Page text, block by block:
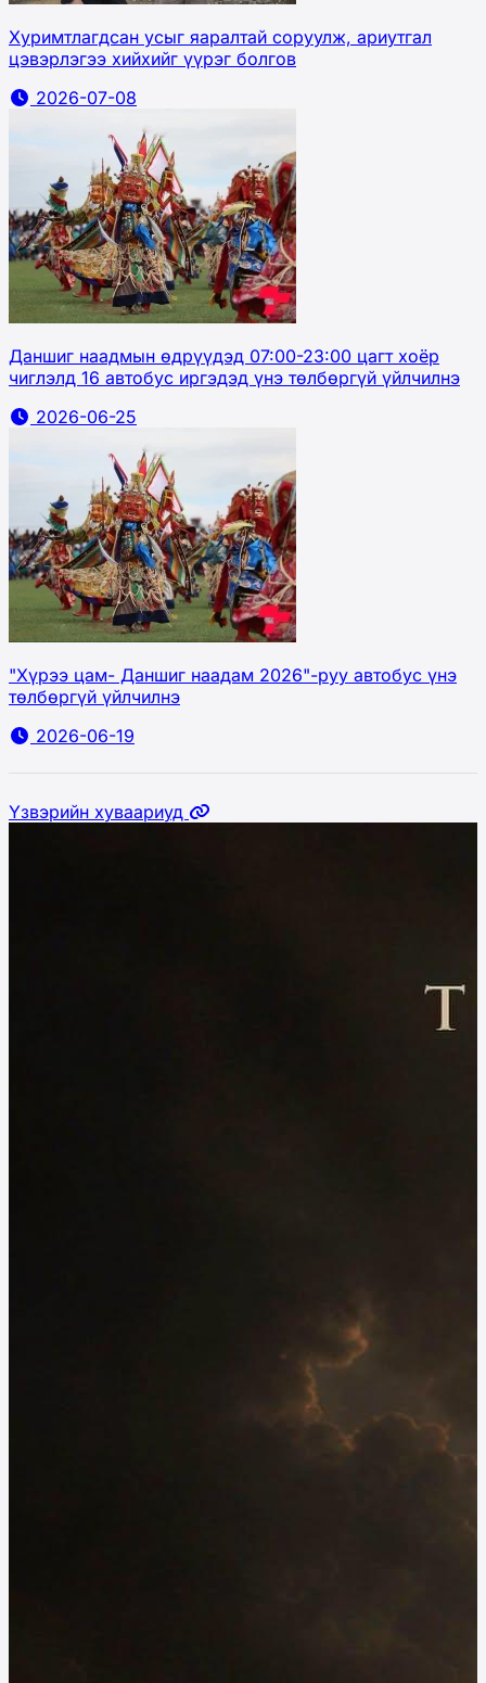
Хуримтлагдсан усыг яаралтай соруулж, ариутгал
цэвэрлэгээ хийхийг үүрэг болгов
2026-07-08
Даншиг наадмын өдрүүдэд 07:00-23:00 цагт хоёр
чиглэлд 16 автобус иргэдэд үнэ төлбөргүй үйлчилнэ
2026-06-25
"Хүрээ цам- Даншиг наадам 2026"-руу автобус үнэ
төлбөргүй үйлчилнэ
2026-06-19
Үзвэрийн хуваариуд